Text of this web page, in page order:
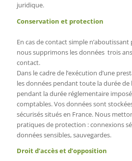
juridique.
Conservation et protection
En cas de contact simple
nous supprimons les données trois
contact.
Dans le cadre de l’exécution d’une
les données pendant toute la durée
pendant la durée réglementaire
comptables. Vos données sont
sécurisés situés en France. Nous
pratiques de protection : connexions
données sensibles, sauvegardes.
Droit d’accès et d’opposition